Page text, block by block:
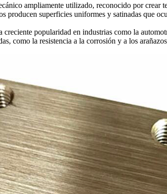
ampliamente utilizado, reconocido por crear
producen superficies uniformes y satinadas que
popularidad en industrias como la
como la resistencia a la corrosión y a los